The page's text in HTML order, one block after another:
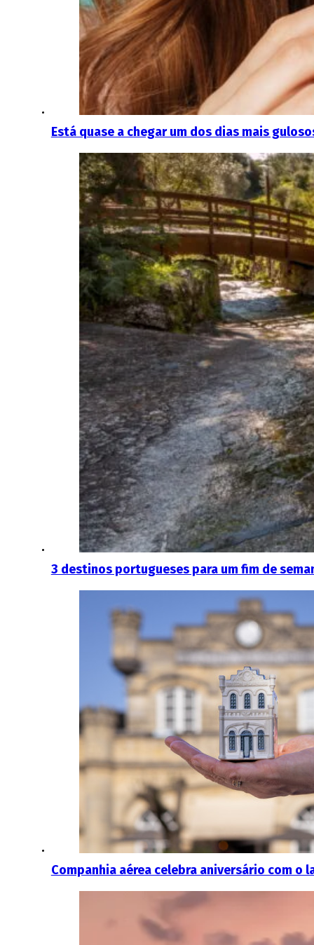
Está quase a chegar um dos dias mais
3 destinos portugueses para um fim de
Companhia aérea celebra aniversário com